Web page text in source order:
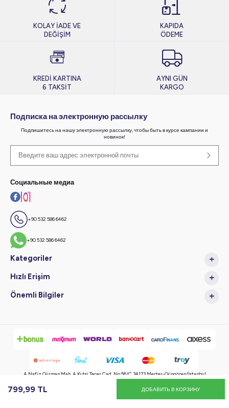
799,99 TL ДОБАВИТЬ В КОРЗИНУ
KOLAY İADE VE
DEĞİŞİM
KAPIDA
ÖDEME
KREDİ KARTINA
6 TAKSİT
AYNI GÜN
KARGO
Подписка на электронную рассылку
Подпишитесь на нашу электронную рассылку, чтобы быть в курсе кампании и
новинок!
Социальные медиа
+90 532 586 6462
+90 532 586 6462
Kategoriler
Hızlı Erişim
Önemli Bilgiler
A.Nafiz Gürman Mah. A.Kutsi Tecer Cad. No:56/C 34173 Merter-Güngören/İstanbul